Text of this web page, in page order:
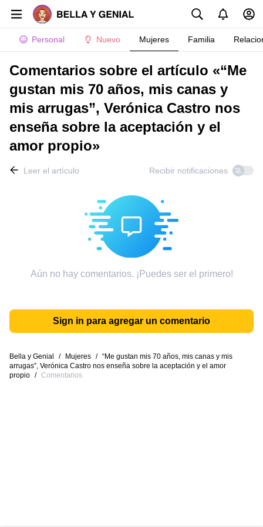
Personal Nuevo Mujeres Familia
Comentarios sobre el artículo «“Me
gustan mis 70 años, mis canas y
mis arrugas”, Verónica Castro nos
enseña sobre la aceptación y el
amor propio»
Leer el artículo Recibir notificaciones
Aún no hay comentarios. ¡Puedes ser el primero!
Sign in para agregar un comentario
Bella y Genial / Mujeres / “Me gustan mis 70 años, mis canas y mis
arrugas”, Verónica Castro nos enseña sobre la aceptación y el amor
propio / Comentarios